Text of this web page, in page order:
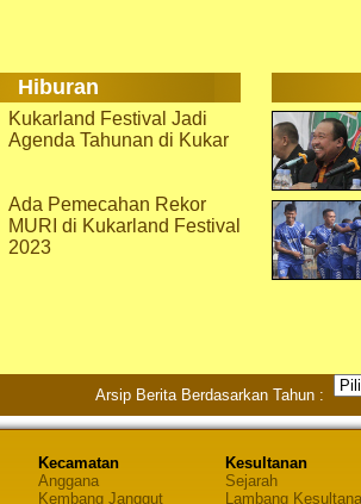
Hiburan
Kukarland Festival Jadi
Agenda Tahunan di Kukar
Ada Pemecahan Rekor
MURI di Kukarland Festival
2023
Arsip Berita Berdasarkan Tahun :
Kecamatan
Anggana
Kembang Janggut
Kesultanan
Sejarah
Lambang